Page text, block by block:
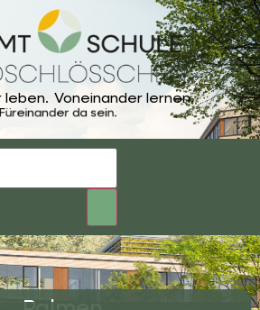
leben. Voneinander lernen.
Füreinander da sein.